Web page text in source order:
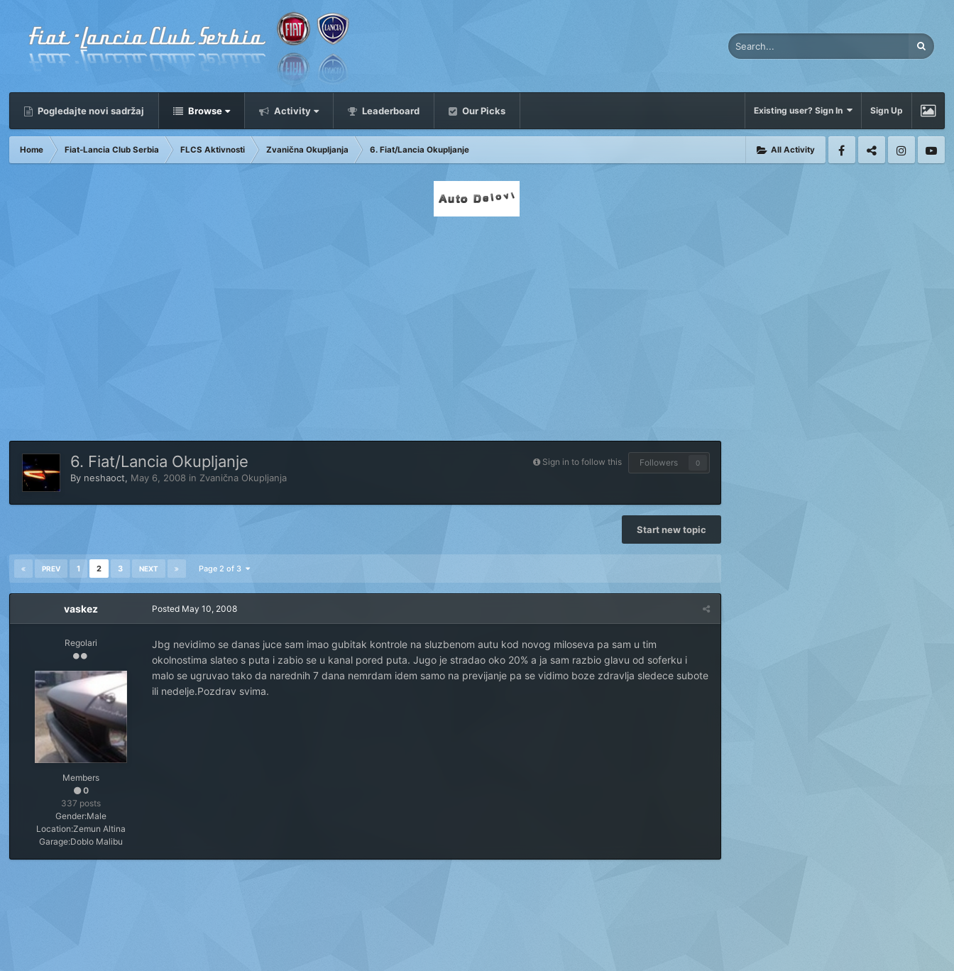
Pogledajte novi sadržaj Browse Activity Leaderboard Our Picks Existing user? Sign In Sign Up
All Activity
Home Fiat-Lancia Club Serbia FLCS Aktivnosti Zvanična Okupljanja 6. Fiat/Lancia Okupljanje
Sign in to follow this Followers 0
6. Fiat/Lancia Okupljanje
By neshaoct, May 6, 2008 in Zvanična Okupljanja
Start new topic
PREV 1 2 3 NEXT Page 2 of 3
vaskez
Regolari
Members
0
337 posts
Gender:Male
Location:Zemun Altina
Garage:Doblo Malibu
Posted May 10, 2008
Jbg nevidimo se danas juce sam imao gubitak kontrole na sluzbenom autu kod novog miloseva pa sam u tim
okolnostima slateo s puta i zabio se u kanal pored puta. Jugo je stradao oko 20% a ja sam razbio glavu od soferku i
malo se ugruvao tako da narednih 7 dana nemrdam idem samo na previjanje pa se vidimo boze zdravlja sledece subote
ili nedelje.Pozdrav svima.